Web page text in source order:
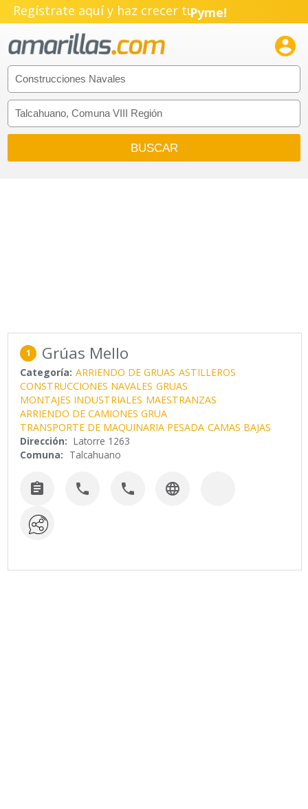
Regístrate aquí y haz crecer tuPyme!
Emprendimiento!

1 Grúas Mello
Categoría: ARRIENDO DE GRUAS ASTILLEROS
CONSTRUCCIONES NAVALES GRUAS
MONTAJES INDUSTRIALES MAESTRANZAS
ARRIENDO DE CAMIONES GRUA
TRANSPORTE DE MAQUINARIA PESADA CAMAS BAJAS
Dirección: Latorre 1263
Comuna: Talcahuano
   